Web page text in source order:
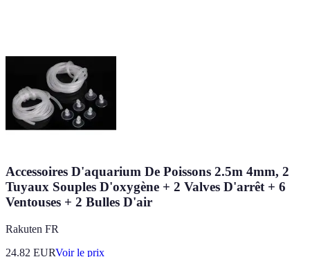
Accessoires D'aquarium De Poissons 2.5m 4mm, 2
Tuyaux Souples D'oxygène + 2 Valves D'arrêt + 6
Ventouses + 2 Bulles D'air
Rakuten FR
24.82 EURVoir le prix